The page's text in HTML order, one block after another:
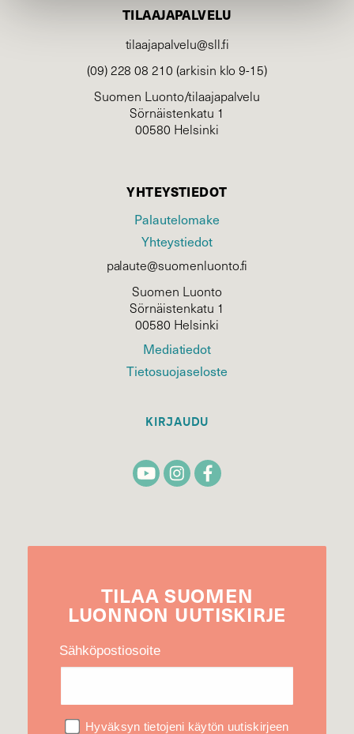
TILAAJAPALVELU
tilaajapalvelu@sll.fi
(09) 228 08 210 (arkisin klo 9-15)
Suomen Luonto/tilaajapalvelu
Sörnäistenkatu 1
00580 Helsinki
YHTEYSTIEDOT
Palautelomake
Yhteystiedot
palaute@suomenluonto.fi
Suomen Luonto
Sörnäistenkatu 1
00580 Helsinki
Mediatiedot
Tietosuojaseloste
KIRJAUDU
TILAA SUOMEN
LUONNON UUTIS­KIRJE
Sähköpostiosoite
Hyväksyn tietojeni käytön uutiskirjeen